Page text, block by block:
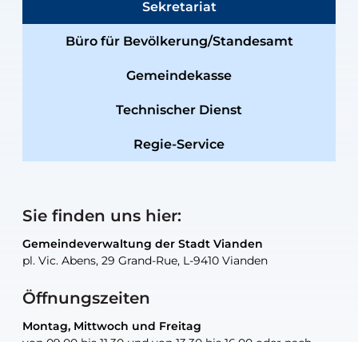
Sekretariat
Büro für Bevölkerung/Standesamt
Gemeindekasse
Technischer Dienst
Regie-Service
Sie finden uns hier:
Gemeindeverwaltung der Stadt Vianden
pl. Vic. Abens, 29 Grand-Rue, L-9410 Vianden
Öffnungszeiten
Montag, Mittwoch und Freitag
Gemeindeverwaltung der Stadt Vianden
pl. Vic. Abens, 29 Grand-Rue, L-9410 Vianden
Montag, Mittwoch und Freitag
Gemeindeverwaltung der Stadt Vianden
pl. Vic. Abens, 29 Grand-Rue, L-9410 Vianden
nur nach Vereinbarung
Gemeindeverwaltung der Stadt Vianden
pl. Vic. Abens, 29 Grand-Rue, L-9410 Vianden
nur nach Vereinbarung
Gemeindewerkstatt der Stadt Vianden
30, rue Neugarten, L-9422 Vianden
nur nach Vereinbarung